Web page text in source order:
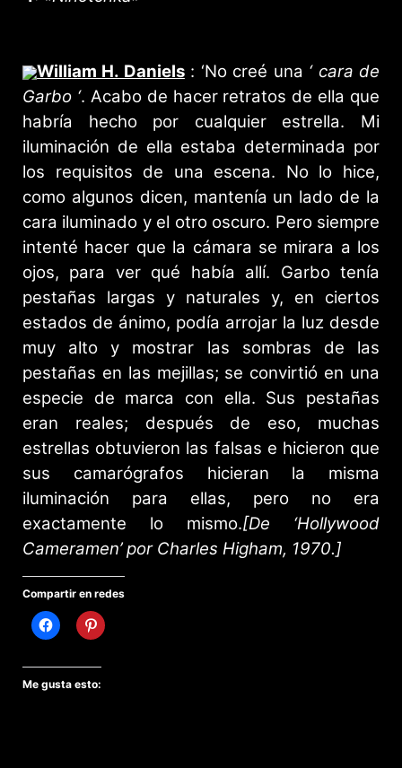
William H. Daniels: ‘No creé una ‘ cara de
Garbo ‘. Acabo de hacer retratos de ella que
habría hecho por cualquier estrella. Mi
iluminación de ella estaba determinada por
los requisitos de una escena. No lo hice,
como algunos dicen, mantenía un lado de la
cara iluminado y el otro oscuro. Pero siempre
intenté hacer que la cámara se mirara a los
ojos, para ver qué había allí. Garbo tenía
pestañas largas y naturales y, en ciertos
estados de ánimo, podía arrojar la luz desde
muy alto y mostrar las sombras de las
pestañas en las mejillas; se convirtió en una
especie de marca con ella. Sus pestañas
eran reales; después de eso, muchas
estrellas obtuvieron las falsas e hicieron que
sus camarógrafos hicieran la misma
iluminación para ellas, pero no era
exactamente lo mismo.[De ‘Hollywood
Cameramen’ por Charles Higham, 1970.]
Compartir en redes
Me gusta esto: